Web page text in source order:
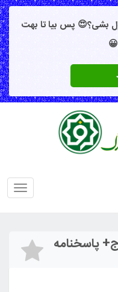
بشی؟😍 پس بیا تا بهت
۲۲ اسفند ۹۹ گاج+ پاسخنامه